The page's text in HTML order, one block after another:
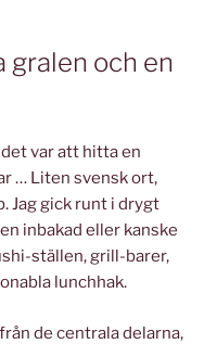
gralen och en
var att hitta en
… Liten svensk ort,
Jag gick runt i drygt
inbakad eller kanske
ställen, grill-barer,
lunchhak.
de centrala delarna,